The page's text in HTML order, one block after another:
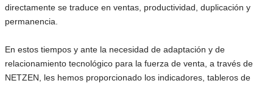
directamente se traduce en ventas, productividad, duplicación y
permanencia.
En estos tiempos y ante la necesidad de adaptación y de
relacionamiento tecnológico para la fuerza de venta, a través de
NETZEN, les hemos proporcionado los indicadores, tableros de